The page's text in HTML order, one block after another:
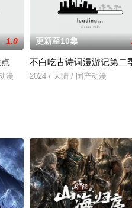
劫之后，通玄大陆的修仙文明遭遇
1.0
漫
更新至10集
不白吃古诗词漫游记第二
2024 / 大陆 / 国产动漫